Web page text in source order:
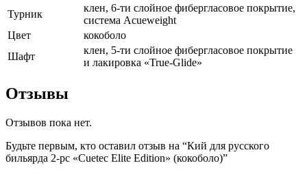
Турник
клен, 6-ти слойное фибергласовое покрытие,
система Acueweight
Цвет
кокоболо
Шафт
клен, 5-ти слойное фибергласовое покрытие
и лакировка «True-Glide»
Отзывы
Отзывов пока нет.
Будьте первым, кто оставил отзыв на “Кий для русского
бильярда 2-pc «Cuetec Elite Edition» (кокоболо)”